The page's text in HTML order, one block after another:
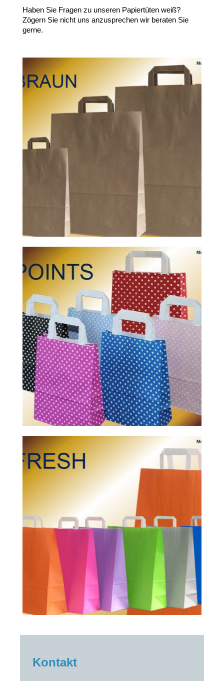
Haben Sie Fragen zu unseren Papiertüten weiß?
Zögern Sie nicht uns anzusprechen wir beraten Sie
gerne.
Kontakt